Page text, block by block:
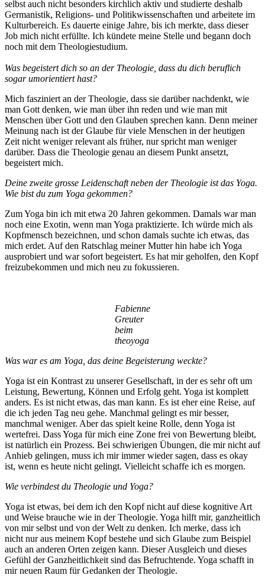
selbst auch nicht besonders kirchlich aktiv und studierte deshalb
Germanistik, Religions- und Politikwissenschaften und arbeitete im
Kulturbereich. Es dauerte einige Jahre, bis ich merkte, dass dieser
Job mich nicht erfüllte. Ich kündete meine Stelle und begann doch
noch mit dem Theologiestudium.
Was begeistert dich so an der Theologie, dass du dich beruflich
sogar umorientiert hast?
Mich fasziniert an der Theologie, dass sie darüber nachdenkt, wie
man Gott denken, wie man über ihn reden und wie man mit
Menschen über Gott und den Glauben sprechen kann. Denn meiner
Meinung nach ist der Glaube für viele Menschen in der heutigen
Zeit nicht weniger relevant als früher, nur spricht man weniger
darüber. Dass die Theologie genau an diesem Punkt ansetzt,
begeistert mich.
Deine zweite grosse Leidenschaft neben der Theologie ist das Yoga.
Wie bist du zum Yoga gekommen?
Zum Yoga bin ich mit etwa 20 Jahren gekommen. Damals war man
noch eine Exotin, wenn man Yoga praktizierte. Ich würde mich als
Kopfmensch bezeichnen, und schon damals suchte ich etwas, das
mich erdet. Auf den Ratschlag meiner Mutter hin habe ich Yoga
ausprobiert und war sofort begeistert. Es hat mir geholfen, den Kopf
freizubekommen und mich neu zu fokussieren.
Fabienne
Greuter
beim
theoyoga
Was war es am Yoga, das deine Begeisterung weckte?
Yoga ist ein Kontrast zu unserer Gesellschaft, in der es sehr oft um
Leistung, Bewertung, Können und Erfolg geht. Yoga ist komplett
anders. Es ist nicht etwas, das man kann. Es ist eher eine Reise, auf
die ich jeden Tag neu gehe. Manchmal gelingt es mir besser,
manchmal weniger. Aber das spielt keine Rolle, denn Yoga ist
wertefrei. Dass Yoga für mich eine Zone frei von Bewertung bleibt,
ist natürlich ein Prozess. Bei schwierigen Übungen, die mir nicht auf
Anhieb gelingen, muss ich mir immer wieder sagen, dass es okay
ist, wenn es heute nicht gelingt. Vielleicht schaffe ich es morgen.
Wie verbindest du Theologie und Yoga?
Yoga ist etwas, bei dem ich den Kopf nicht auf diese kognitive Art
und Weise brauche wie in der Theologie. Yoga hilft mir, ganzheitlich
von mir selbst und von der Welt zu denken. Ich merke, dass ich
nicht nur aus meinem Kopf bestehe und sich Glaube zum Beispiel
auch an anderen Orten zeigen kann. Dieser Ausgleich und dieses
Gefühl der Ganzheitlichkeit sind das Befruchtende. Yoga schafft in
mir neuen Raum für Gedanken der Theologie.